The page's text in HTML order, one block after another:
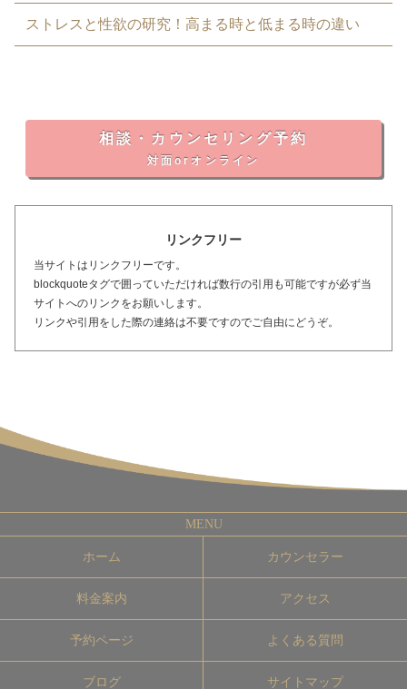
ストレスと性欲の研究！高まる時と低まる時の違い
相談・カウンセリング予約
対面orオンライン
リンクフリー
当サイトはリンクフリーです。
blockquoteタグで囲っていただければ数行の引用も可能ですが必ず当
サイトへのリンクをお願いします。
リンクや引用をした際の連絡は不要ですのでご自由にどうぞ。
ホーム カウンセラー
料金案内 アクセス
予約ページ よくある質問
ブログ サイトマップ